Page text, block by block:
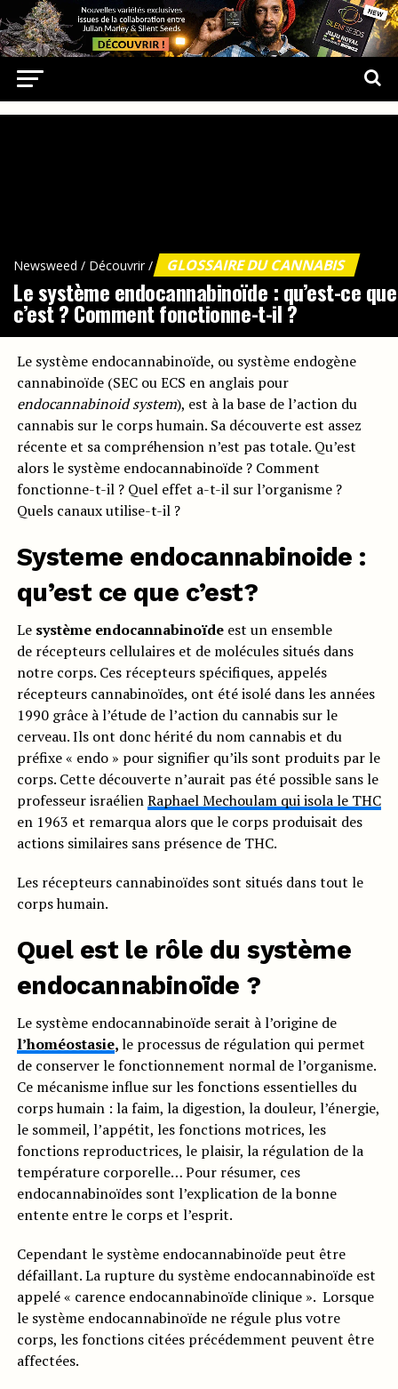
Newsweed / Découvrir / GLOSSAIRE DU CANNABIS
Le système endocannabinoïde : qu’est-ce que
c’est ? Comment fonctionne-t-il ?
Le système endocannabinoïde, ou système endogène
cannabinoïde (SEC ou ECS en anglais pour
endocannabinoid system), est à la base de l’action du
cannabis sur le corps humain. Sa découverte est assez
récente et sa compréhension n’est pas totale. Qu’est
alors le système endocannabinoïde ? Comment
fonctionne-t-il ? Quel effet a-t-il sur l’organisme ?
Quels canaux utilise-t-il ?
Systeme endocannabinoide :
qu’est ce que c’est?
Le système endocannabinoïdeest un ensemble
de récepteurs cellulaires et de molécules situés dans
notre corps. Ces récepteurs spécifiques, appelés
récepteurs cannabinoïdes, ont été isolé dans les années
1990 grâce à l’étude de l’action du cannabis sur le
cerveau. Ils ont donc hérité du nom cannabis et du
préfixe « endo » pour signifier qu’ils sont produits par le
corps. Cette découverte n’aurait pas été possible sans le
professeur israélienRaphael Mechoulam qui isola le THC
en 1963 et remarqua alors que le corps produisait des
actions similaires sans présence de THC.
Les récepteurs cannabinoïdes sont situés dans tout le
corps humain.
Quel est le rôle du système
endocannabinoïde ?
Le système endocannabinoïde serait à l’origine de
l’homéostasie,le processus de régulation qui permet
de conserver le fonctionnement normal de l’organisme.
Ce mécanisme influe sur les fonctions essentielles du
corps humain : la faim, la digestion, la douleur, l’énergie,
le sommeil, l’appétit, les fonctions motrices, les
fonctions reproductrices, le plaisir, la régulation de la
température corporelle… Pour résumer, ces
endocannabinoïdes sont l’explication de la bonne
entente entre le corps et l’esprit.
Cependant le système endocannabinoïde peut être
défaillant. La rupture du système endocannabinoïde est
appelé « carence endocannabinoïde clinique ». Lorsque
le système endocannabinoïde ne régule plus votre
corps, les fonctions citées précédemment peuvent être
affectées.